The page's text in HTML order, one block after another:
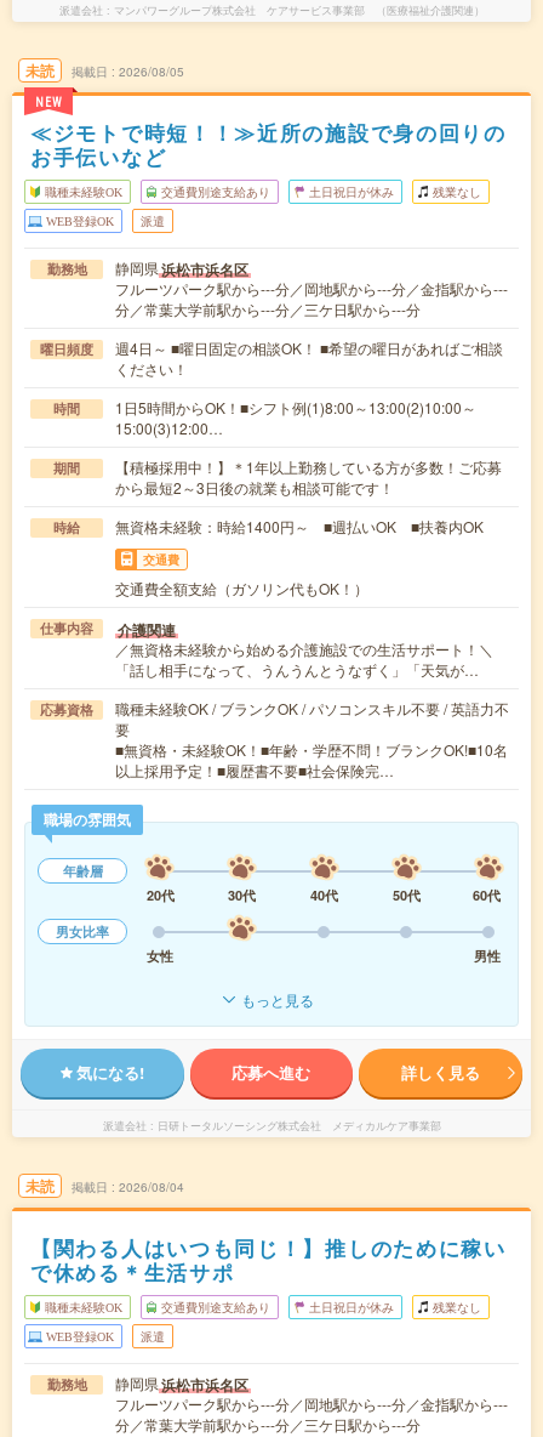
派遣会社 マンパワーグループ株式会社 ケアサービス事業部 （医療福祉介護関連）
未読
NEW
掲載日 2026/08/05
≪ジモトで時短！！≫近所の施設で身の回りの
お手伝いなど
職種未経験OK 交通費別途支給あり 土日祝日が休み 残業なし
WEB登録OK 派遣
勤務地 静岡県浜松市浜名区
フルーツパーク駅から---分／岡地駅から---分／金指駅から---
分／常葉大学前駅から---分／三ケ日駅から---分
曜日頻度
週4日～ ■曜日固定の相談OK！ ■希望の曜日があればご相談
ください！
時間
1日5時間からOK！■シフト例(1)8:00～13:00(2)10:00～
15:00(3)12:00…
期間
【積極採用中！】＊1年以上勤務している方が多数！ご応募
から最短2～3日後の就業も相談可能です！
時給 無資格未経験：時給1400円～ ■週払いOK ■扶養内OK
交通費
交通費全額支給（ガソリン代もOK！）
仕事内容 介護関連
／無資格未経験から始める介護施設での生活サポート！＼
「話し相手になって、うんうんとうなずく」「天気が…
応募資格
職種未経験OK / ブランクOK / パソコンスキル不要 / 英語力不
要
■無資格・未経験OK！■年齢・学歴不問！ブランクOK!■10名
以上採用予定！■履歴書不要■社会保険完…
職場の雰囲気
年齢層
20代
30代 40代 50代
60代
男女比率
女性
男性
もっと見る
気になる! 応募へ進む 詳しく見る
派遣会社 日研トータルソーシング株式会社 メディカルケア事業部
未読 掲載日 2026/08/04
【関わる人はいつも同じ！】推しのために稼い
で休める＊生活サポ
職種未経験OK 交通費別途支給あり 土日祝日が休み 残業なし
WEB登録OK 派遣
勤務地 静岡県浜松市浜名区
フルーツパーク駅から---分／岡地駅から---分／金指駅から---
分／常葉大学前駅から---分／三ケ日駅から---分